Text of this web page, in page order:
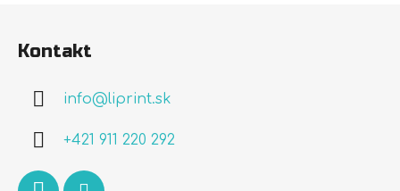
Kontakt
info@liprint.sk
+421 911 220 292